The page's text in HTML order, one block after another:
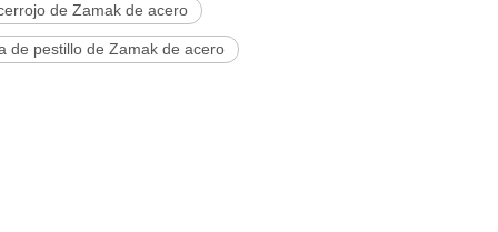
de Zamak de acero
de pestillo de Zamak de acero